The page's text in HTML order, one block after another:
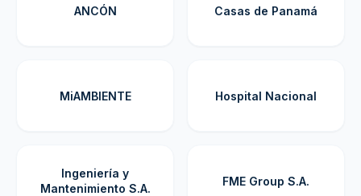
ANCÓN Casas de Panamá
MiAMBIENTE Hospital Nacional
Ingeniería y
Mantenimiento S.A.
FME Group S.A.